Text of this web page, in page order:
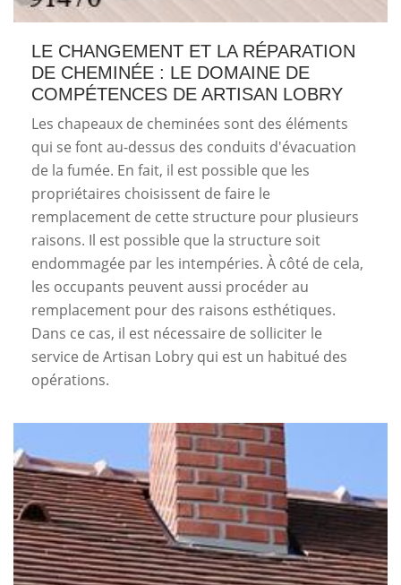
LE CHANGEMENT ET LA RÉPARATION
DE CHEMINÉE : LE DOMAINE DE
COMPÉTENCES DE ARTISAN LOBRY
Les chapeaux de cheminées sont des éléments
qui se font au-dessus des conduits d'évacuation
de la fumée. En fait, il est possible que les
propriétaires choisissent de faire le
remplacement de cette structure pour plusieurs
raisons. Il est possible que la structure soit
endommagée par les intempéries. À côté de cela,
les occupants peuvent aussi procéder au
remplacement pour des raisons esthétiques.
Dans ce cas, il est nécessaire de solliciter le
service de Artisan Lobry qui est un habitué des
opérations.